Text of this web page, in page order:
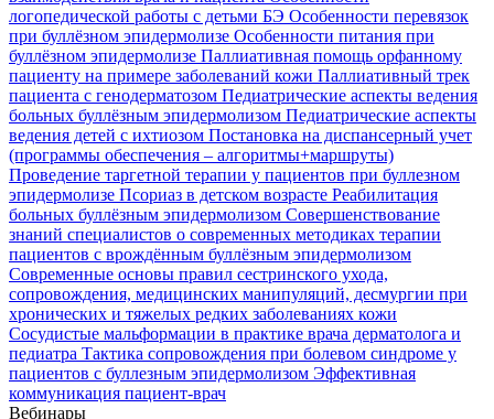
логопедической работы с детьми БЭ Особенности перевязок
при буллёзном эпидермолизе Особенности питания при
буллёзном эпидермолизе Паллиативная помощь орфанному
пациенту на примере заболеваний кожи Паллиативный трек
пациента с генодерматозом Педиатрические аспекты ведения
больных буллёзным эпидермолизом Педиатрические аспекты
ведения детей с ихтиозом Постановка на диспансерный учет
(программы обеспечения – алгоритмы+маршруты)
Проведение таргетной терапии у пациентов при буллезном
эпидермолизе Псориаз в детском возрасте Реабилитация
больных буллёзным эпидермолизом Совершенствование
знаний специалистов о современных методиках терапии
пациентов с врождённым буллёзным эпидермолизом
Современные основы правил сестринского ухода,
сопровождения, медицинских манипуляций, десмургии при
хронических и тяжелых редких заболеваниях кожи
Сосудистые мальформации в практике врача дерматолога и
педиатра Тактика сопровождения при болевом синдроме у
пациентов с буллезным эпидермолизом Эффективная
коммуникация пациент-врач
Вебинары